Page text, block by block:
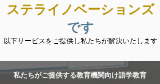
ステライノベーションズ
です
以下サービスをご提供し私たちが解決いたします
私たちがご提供する教育機関向け語学教育